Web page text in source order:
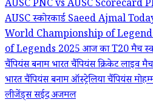
AUSCPNC vs AUSC Scorecard
AUSC स्कोरकार्डSaeed Ajmal
World Championship of
of Legends 2025आज का T20 मैच
चैंपियंस बनाम भारत चैंपियंसक्रिकेट लाइव
भारत चैंपियंस बनाम ऑस्ट्रेलिया चैंपियंस
लीजेंड्ससईद अजमल